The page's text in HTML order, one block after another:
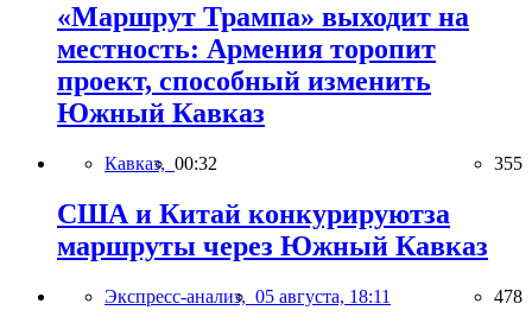
«Маршрут Трампа» выходит на
местность: Армения торопит
проект, способный изменить
Южный Кавказ
Кавказ, 00:32 355
США и Китай конкурируютза
маршруты через Южный Кавказ
Экспресс-анализ, 05 августа, 18:11 478